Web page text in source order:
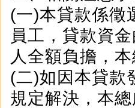
(一)本貸款係徵
員工，貸款資
人全額負擔，
(二)如因本貸款
規定解決，本